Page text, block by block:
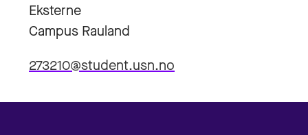
Eksterne
Campus Rauland
273210@student.usn.no